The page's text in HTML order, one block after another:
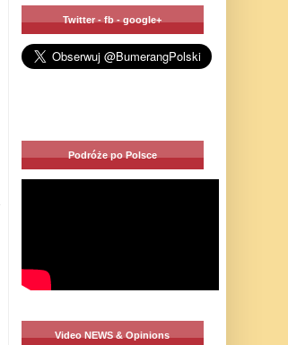
Twitter - fb - google+
Podróże po Polsce
Video NEWS & Opinions